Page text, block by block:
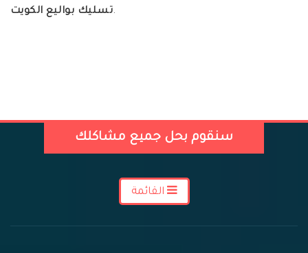
تسليك بواليع الكويت.
سنقوم بحل جميع مشاكلك